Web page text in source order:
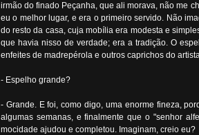
irmão do finado Peçanha, que ali morava, não me
eu o melhor lugar, e era o primeiro servido. Não
do resto da casa, cuja mobília era modesta e
que havia nisso de verdade; era a tradição. O
enfeites de madrepérola e outros caprichos do
- Espelho grande?
- Grande. E foi, como digo, uma enorme fineza,
algumas semanas, e finalmente que o "senhor
mocidade ajudou e completou. Imaginam, creio eu?